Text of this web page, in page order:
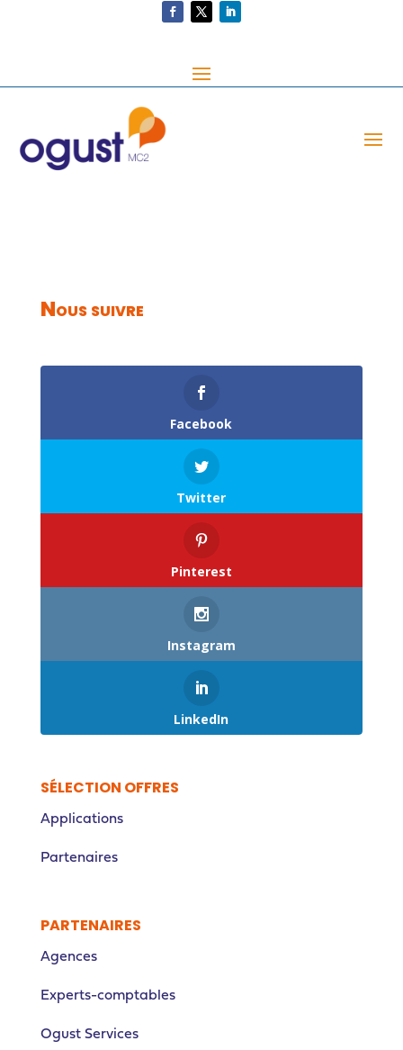
Nous suivre
Facebook
Twitter
Pinterest
Instagram
LinkedIn
SÉLECTION OFFRES
Applications
Partenaires
PARTENAIRES
Agences
Experts-comptables
Ogust Services